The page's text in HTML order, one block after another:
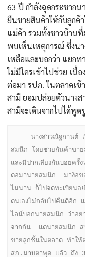
63 ปี กำลังฉุดกระชากน
ยืนขายสินค้าให้กับลูกค้
แม่ค้า รวมทั้งชาวบ้าน
พบเห็นเหตุการณ์ ซึ่งนา
เหลือและบอกว่า แยก
ไม่มีใครเข้าไปช่วย เนื่
ต่อมา รปภ. ในตลาดเข้
สามี ยอมปล่อยตัวนาง
สามีจะเดินจากไปได้พูด
     นางสาวณัฐกานต์ เปิดเผยว่า อยู่กินและจดทะเบียนสมรสกับนาย
สมนึก โดยช่วยกันค้าขา
และมีปากเสียงกันบ่อยครั้
ต่อมานายสมนึก  มาง้อข
ไม่นาน ก็ไปจดทะเบียนอ
ตนเองไม่กลับไปคืนดีอีก
ไลน์บอกนายสมนึก ว่าอย่
จากกัน  แต่นายสมนึก สา
ขายลูกชิ้นในตลาด ทำให้
สภ.มาบตาพุด แล้ว ถึง 3